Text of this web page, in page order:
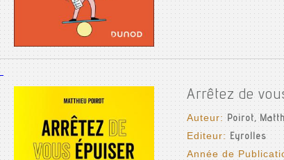
Arrêtez de
Auteur: Poirot,
Editeur:Eyrolles
Année de